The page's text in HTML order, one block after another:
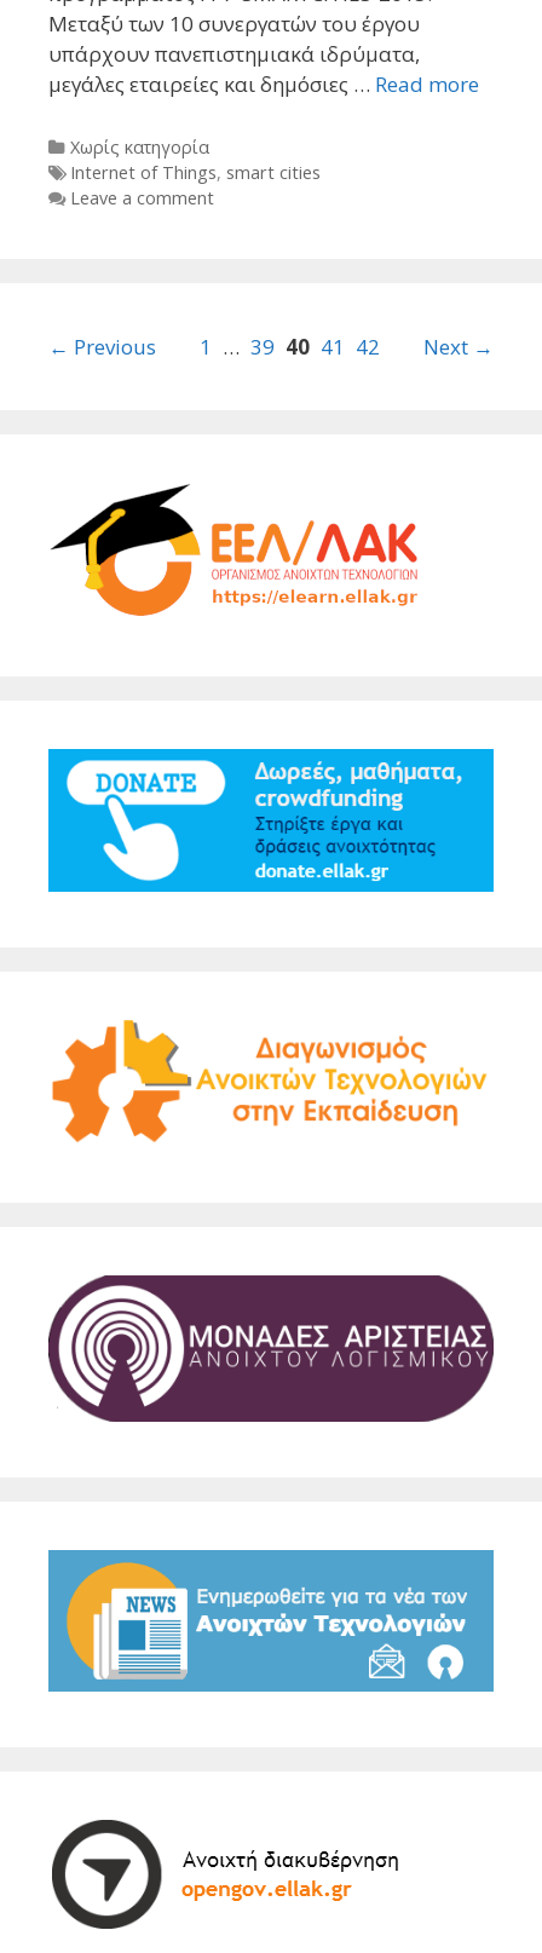
Μεταξύ των 10 συνεργατών του έργου
υπάρχουν πανεπιστημιακά ιδρύματα,
μεγάλες εταιρείες και δημόσιες … Read more
Categories
Χωρίς κατηγορία
Tags
Internet of Things, smart cities
Leave a comment
Post
← Previous 1 … 39 40 41 42 Next →